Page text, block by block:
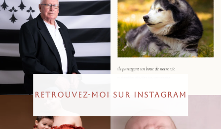
RETROUVEZ-MOI SUR INSTAGRAM